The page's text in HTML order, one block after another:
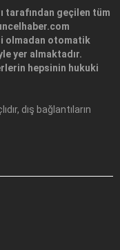
tarafından geçilen tüm
olmadan otomatik
yer almaktadır.
hepsinin hukuki
dış bağlantıların